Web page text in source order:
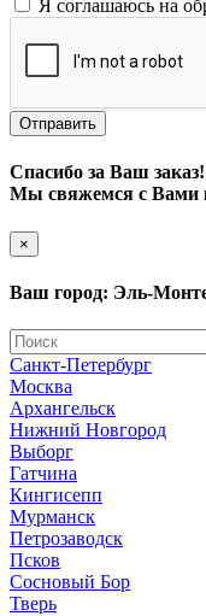
Я соглашаюсь на
Отправить
Спасибо за Ваш заказ!
Мы свяжемся с Вами
×
Ваш город: Эль-
Санкт-Петербург
Москва
Архангельск
Нижний Новгород
Выборг
Гатчина
Кингисепп
Мурманск
Петрозаводск
Псков
Сосновый Бор
Тверь